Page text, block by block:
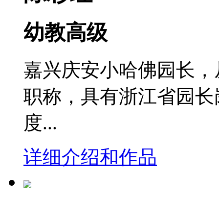
幼教高级
嘉兴庆安小哈佛园长
职称，具有浙江省园
度...
详细介绍和作品